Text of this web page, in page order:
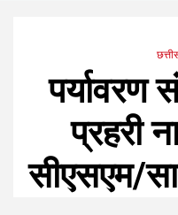
प्रहरी
सीएसएम/